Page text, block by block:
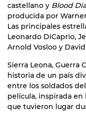
castellano y Blood
producida por
Las principales
Leonardo DiCaprio,
Arnold Vosloo y
Sierra Leona, Guerra
historia de un país
entre los soldados
película, inspirada en
que tuvieron lugar